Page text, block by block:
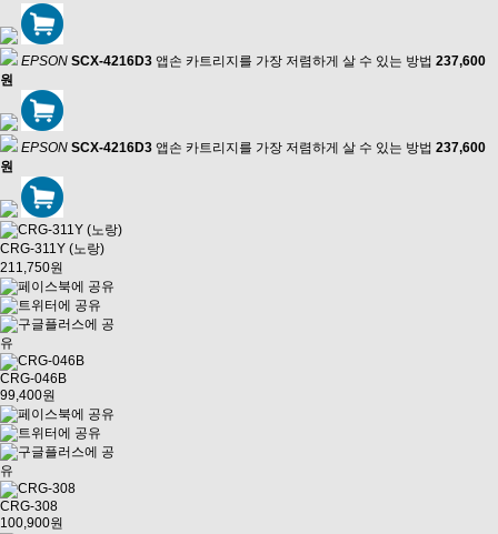
EPSON SCX-4216D3 앱손 카트리지를 가장 저렴하게 살 수 있는 방법 237,600
원
EPSON SCX-4216D3 앱손 카트리지를 가장 저렴하게 살 수 있는 방법 237,600
원
CRG-311Y (노랑)
211,750원
CRG-046B
99,400원
CRG-308
100,900원